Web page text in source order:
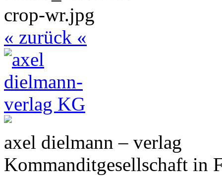
« zurück «
axel dielmann – verlag
Kommanditgesellschaft in